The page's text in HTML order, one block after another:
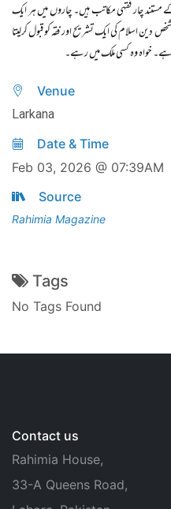
مستند چار فقہی مکاتب ہیں۔ چاروں میں ہر ایک
اسلام کی ایک تشریح اور فقہ کو قبول کرلیتا
خواہ وہ کسی ملک میں رہے۔
Venue
Larkana
Date & Time
Feb 03, 2026 @ 07:39AM
Source
Rahimia Magazine
Tags
No Tags Found
Contact us
Rahimia House,
33-A Queens Road,